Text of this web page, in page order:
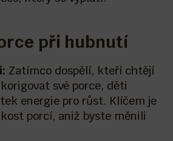
při hubnutí
Zatímco dospělí, kteří chtějí
své porce, děti
energie pro růst. Klíčem je
porcí, aniž byste měnili